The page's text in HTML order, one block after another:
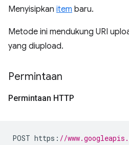
Menyisipkan item baru.
Metode ini mendukung URI
yang diupload.
Permintaan
Permintaan HTTP
POST https : //